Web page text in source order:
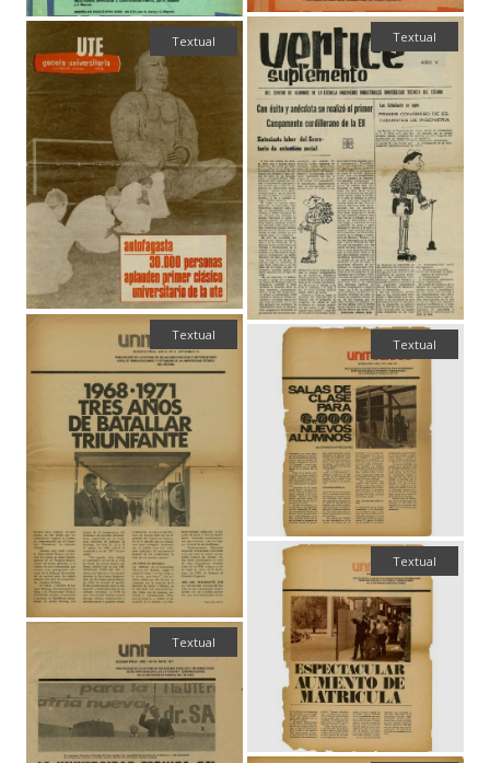
Textual
Textual
Textual
Textual
Textual
Textual